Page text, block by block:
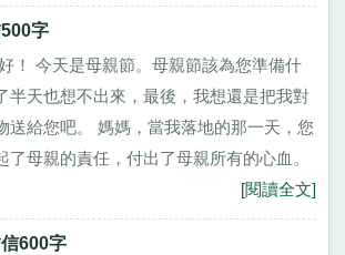
字
！ 今天是母親節。母親節該為您準備什
半天也想不出來，最後，我想還是把我對
送給您吧。 媽媽，當我落地的那一天，您
了母親的責任，付出了母親所有的心血。
[閱讀全文]
600字